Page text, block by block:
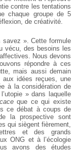
contre les tentations
chaque groupe de 5
de créativité.
savez ». Cette formule
vécu, des besoins les
Nous devons
répondre à ces
mais aussi demain
idées reçues, une
à la considération de
» dans laquelle
que ce qui existe
ce débat à coups de
la prospective sont
qui siègent fièrement,
et des grands
ONG et à l’écologie
avons des études